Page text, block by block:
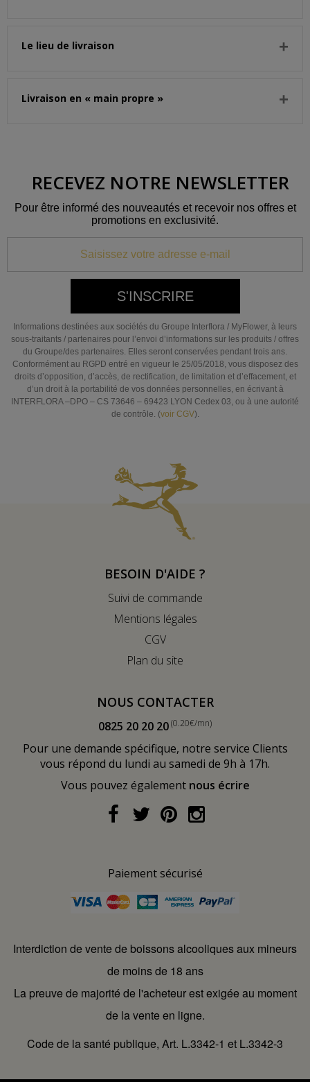
Le lieu de livraison
Livraison en « main propre »
RECEVEZ NOTRE NEWSLETTER
Pour être informé des nouveautés et recevoir nos offres et
promotions en exclusivité.
S'INSCRIRE
Informations destinées aux sociétés du Groupe Interflora / MyFlower, à leurs
sous-traitants / partenaires pour l’envoi d’informations sur les produits / offres
du Groupe/des partenaires. Elles seront conservées pendant trois ans.
Conformément au RGPD entré en vigueur le 25/05/2018, vous disposez des
droits d’opposition, d’accès, de rectification, de limitation et d’effacement, et
d’un droit à la portabilité de vos données personnelles, en écrivant à
INTERFLORA –DPO – CS 73646 – 69423 LYON Cedex 03, ou à une autorité
de contrôle. (voir CGV).
BESOIN D'AIDE ?
Suivi de commande
Mentions légales
CGV
Plan du site
NOUS CONTACTER
0825 20 20 20(0.20€/mn)
Pour une demande spécifique, notre service Clients
vous répond du lundi au samedi de 9h à 17h.
Vous pouvez également nous écrire
Paiement sécurisé
Interdiction de vente de boissons alcooliques aux mineurs
de moins de 18 ans
La preuve de majorité de l'acheteur est exigée au moment
de la vente en ligne.
Code de la santé publique, Art. L.3342-1 et L.3342-3